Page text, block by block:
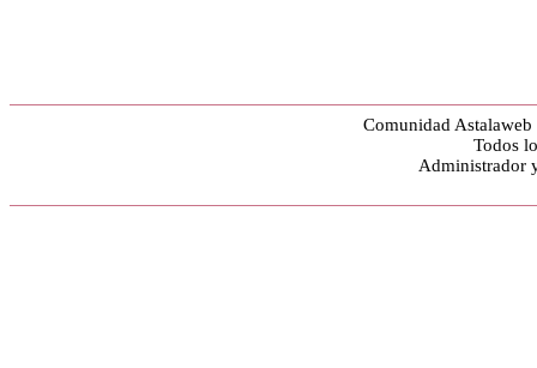
Comunidad
Todos
Administrador